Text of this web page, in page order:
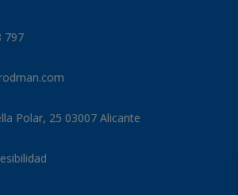
797
Polar, 25 03007 Alicante